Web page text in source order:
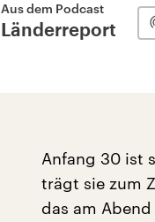
Aus dem Podcast
Länderreport
Anfang 30 ist
trägt sie zum
das am